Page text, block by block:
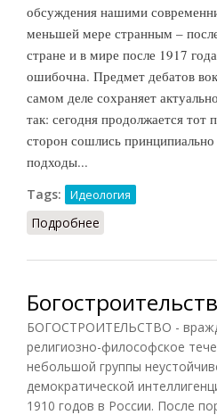
обсуждения нашими
меньшей мере странным –
стране и в мире после 1917
ошибочна. Предмет дебатов
самом деле сохраняет
так: сегодня продолжается тот
сторон сошлись
подходы...
Tags: Идеология
Подробнее
БОГОСТРОИТЕЛЬСТВО -
религиозно-философское
небольшой группы
демократической
1910 годов в России. После